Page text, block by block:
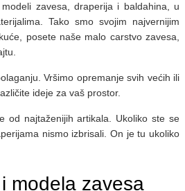
zavesa, draperija i baldahina, u
Tako smo svojim najvernijim
posete naše malo carstvo zavesa,
Vršimo opremanje svih većih ili
ideje za vaš prostor.
od najtaženijih artikala. Ukoliko ste se
nismo izbrisali. On je tu ukoliko
modela zavesa